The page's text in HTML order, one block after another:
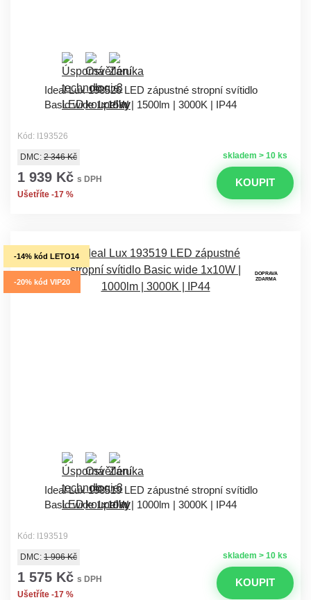
Ideal Lux 193526 LED zápustné stropní svítidlo
Basic wide 1x15W | 1500lm | 3000K | IP44
Kód: I193526
skladem > 10 ks
DMC: 2 346 Kč
1 939 Kč s DPH
Ušetříte -17 %
KOUPIT
-14% kód LETO14
-20% kód VIP20
DOPRAVA
ZDARMA
Ideal Lux 193519 LED zápustné stropní svítidlo
Basic wide 1x10W | 1000lm | 3000K | IP44
Kód: I193519
skladem > 10 ks
DMC: 1 906 Kč
1 575 Kč s DPH
Ušetříte -17 %
KOUPIT